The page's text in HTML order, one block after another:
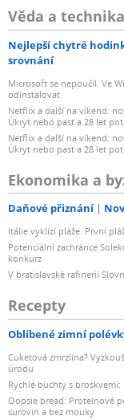
Věda a technika
Nejlepší chytré
srovnání
Microsoft se nepoučil. Ve
odinstalovat
Netflix a další na víkend:
Úkryt nebo past a 28 let
Netflix a další na víkend:
Úkryt nebo past a 28 let
Ekonomika a
Daňové přiznání
Itálie vyklízí pláže. První
Potenciální zachránce
konkurz
V bratislavské rafinerii
Recepty
Oblíbené zimní
Cuketová zmrzlina?
úrodu
Rychlé buchty s
Oopsie bread: Proteinové
surovin a bez mouky